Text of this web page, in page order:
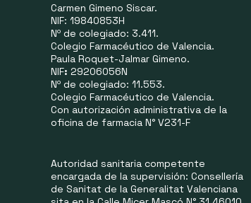
Carmen Gimeno Siscar.
NIF: 19840853H
Nº de colegiado: 3.411.
Colegio Farmacéutico de Valencia.
Paula Roquet-Jalmar Gimeno.
NIF: 29206056N
Nº de colegiado: 11.553.
Colegio Farmacéutico de Valencia.
Con autorización administrativa de la
oficina de farmacia N° V231-F
Autoridad sanitaria competente
encargada de la supervisión: Consellería
de Sanitat de la Generalitat Valenciana